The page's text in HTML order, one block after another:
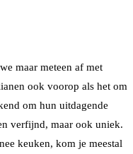
maar meteen af met
ook voorop als het om
om hun uitdagende
verfijnd, maar ook uniek.
keuken, kom je meestal